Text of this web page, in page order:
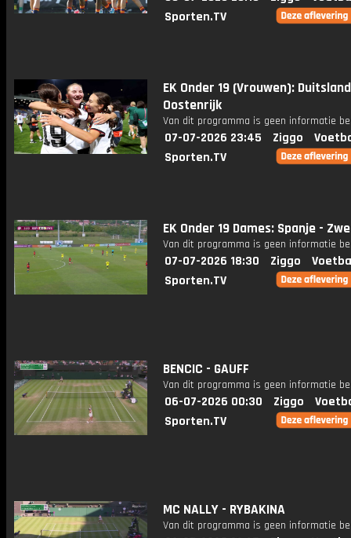
Sporten.TV
EK Onder 19 (Vrouwen):
Oostenrijk
Van dit programma is geen informatie
07-07-2026 23:45 Ziggo
Sporten.TV
EK Onder 19 Dames: Spanje -
Van dit programma is geen informatie
07-07-2026 18:30 Ziggo
Sporten.TV
BENCIC - GAUFF
Van dit programma is geen informatie
06-07-2026 00:30 Ziggo
Sporten.TV
MC NALLY - RYBAKINA
Van dit programma is geen informatie